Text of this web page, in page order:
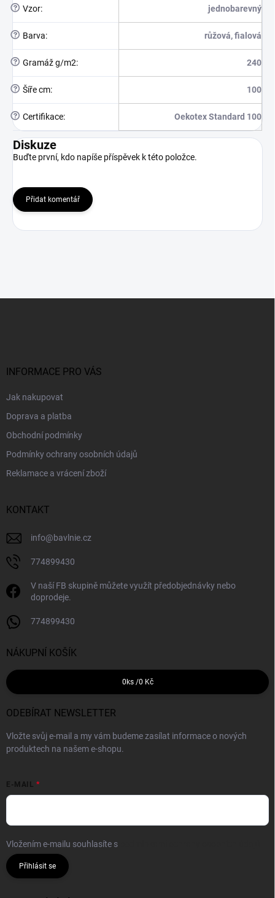
? Vzor: jednobarevný
? Barva: růžová, fialová
? Gramáž g/m2: 240
? Šíře cm: 100
? Certifikace: Oekotex Standard 100
Diskuze
Buďte první, kdo napíše příspěvek k této položce.
Přidat komentář
INFORMACE PRO VÁS
Jak nakupovat
Doprava a platba
Obchodní podmínky
Podmínky ochrany osobních údajů
Reklamace a vrácení zboží
KONTAKT
info@bavlnie.cz
774899430
V naší FB skupině můžete využít předobjednávky nebo
doprodeje.
774899430
NÁKUPNÍ KOŠÍK
0 ks /0 Kč
ODEBÍRAT NEWSLETTER
Vložte svůj e-mail a my vám budeme zasílat informace o nových
produktech na našem e-shopu.
E-MAIL
Vložením e-mailu souhlasíte s
Přihlásit se